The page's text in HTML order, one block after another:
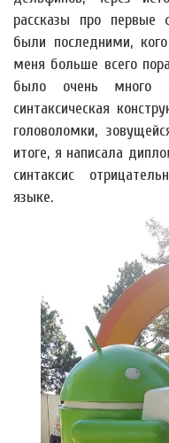
рассказы про первые
были последними,
меня больше всего
было очень много
синтаксическая
головоломки,
итоге, я написала
синтаксис
языке.